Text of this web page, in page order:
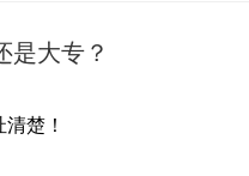
是大专？
楚！